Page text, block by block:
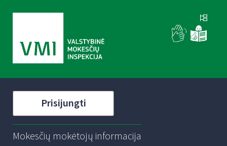
Prisijungti
Mokesčių mokėtojų informacija